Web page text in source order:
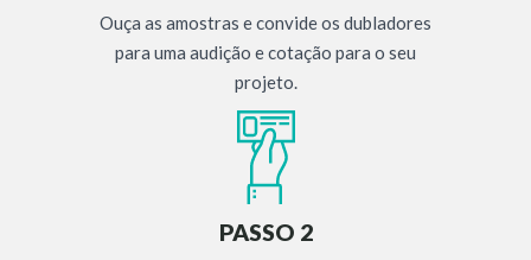
Ouça as amostras e convide os dubladores
para uma audição e cotação para o seu
projeto.
PASSO 2